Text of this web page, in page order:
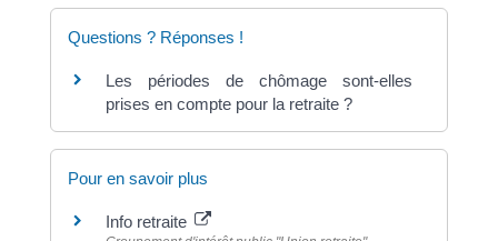
Questions ? Réponses !
Les périodes de chômage sont-elles
prises en compte pour la retraite ?
Pour en savoir plus
Info retraite